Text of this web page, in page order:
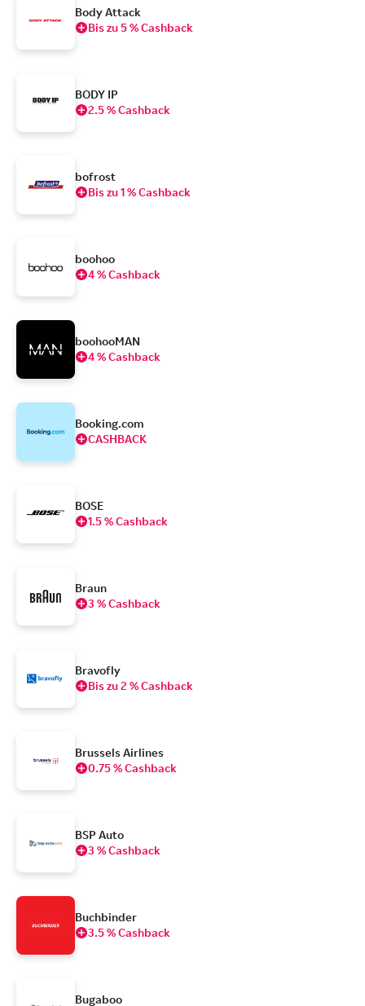
Body Attack
Bis zu 5 % Cashback
BODY IP
2.5 % Cashback
bofrost
Bis zu 1 % Cashback
boohoo
4 % Cashback
boohooMAN
4 % Cashback
Booking.com
CASHBACK
BOSE
1.5 % Cashback
Braun
3 % Cashback
Bravofly
Bis zu 2 % Cashback
Brussels Airlines
0.75 % Cashback
BSP Auto
3 % Cashback
Buchbinder
3.5 % Cashback
Bugaboo